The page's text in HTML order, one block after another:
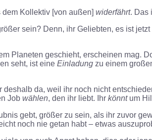
Kollektiv [von außen] widerfährt. Das
sein? Denn, ihr Geliebten, es ist
Planeten geschieht, erscheinen mag.
seht, ist eine Einladung zu einem
da, weil ihr noch nicht
Job wählen, den ihr liebt. Ihr könntum
gebt, größer zu sein, als ihr zuvor
noch nie getan habt – etwas